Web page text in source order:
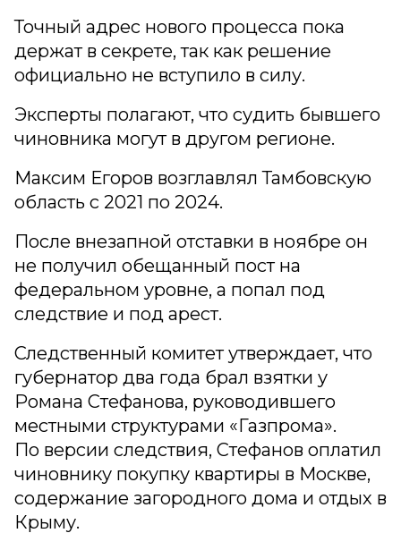
Точный адрес нового процесса пока
держат в секрете, так как решение
официально не вступило в силу.
Эксперты полагают, что судить бывшего
чиновника могут в другом регионе.
Максим Егоров возглавлял Тамбовскую
область с 2021 по 2024.
После внезапной отставки в ноябре он
не получил обещанный пост на
федеральном уровне, а попал под
следствие и под арест.
Следственный комитет утверждает, что
губернатор два года брал взятки у
Романа Стефанова, руководившего
местными структурами «Газпрома».
По версии следствия, Стефанов оплатил
чиновнику покупку квартиры в Москве,
содержание загородного дома и отдых в
Крыму.